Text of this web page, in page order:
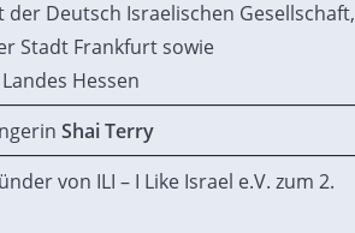
der Deutsch Israelischen Gesellschaft,
Stadt Frankfurt sowie
Hessen
Shai Terry
von ILI – I Like Israel e.V. zum 2.